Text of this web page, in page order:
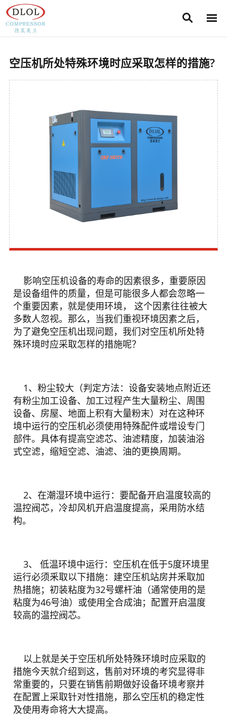
Search
行业动态
Search
空压机所处特殊环境时应采取怎样的措施?
影响空压机设备的寿命的因素很多，重要原因
是设备组件的质量，但是可能很多人都会忽略一
个重要因素，就是使用环境， 这个因素往往被大
多数人忽视。那么，当我们重视环境因素之后，
为了避免空压机出现问题，我们对空压机所处特
殊环境时应采取怎样的措施呢？
1、粉尘较大（判定方法：设备安装地点附近还
有粉尘加工设备、加工过程产生大量粉尘、周围
设备、房屋、地面上积有大量粉末）对在这种环
境中运行的空压机必须使用特殊配件或增设专门
部件。具体有提高空滤芯、油滤精度，加装油浴
式空滤，缩短空滤、油滤、油的更换周期。
2、在潮湿环境中运行：要配备开启温度较高的
温控阀芯，冷却风机开启温度提高，采用防水结
构。
3、 低温环境中运行：空压机在低于5度环境里
运行必须釆取以下措施：建空压机站房并釆取加
热措施；初装粘度为32号螺杆油（通常使用的是
粘度为46号油）或使用全合成油；配置开启温度
较高的温控阀芯。
以上就是关于空压机所处特殊环境时应采取的
措施今天就介绍到这，售前对环境的考究显得非
常重要的，只要在销售前期做好设备环境考察并
在配置上采取针对性措施，那么空压机的稳定性
及使用寿命将大大提高。